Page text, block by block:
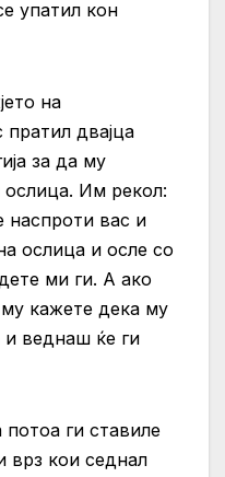
упатил кон
на
двајца
за да му
ослица. Им рекол:
наспроти вас и
ослица и осле со
ми ги. А ако
кажете дека му
и веднаш ќе ги
ги ставиле
врз кои седнал